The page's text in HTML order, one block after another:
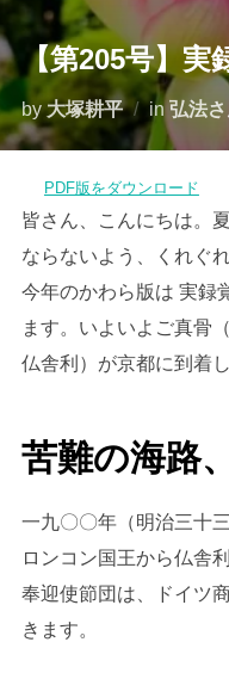
【第205号】実
by大塚耕平 in 弘法
PDF版をダウンロード
皆さん、こんにちは。
ならないよう、くれぐ
今年のかわら版は 実録
ます。いよいよご真骨
仏舎利）が京都に到着し
苦難の海路
一九〇〇年（明治三十
ロンコン国王から仏舎
奉迎使節団は、ドイツ
きます。